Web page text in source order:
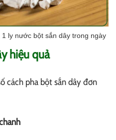
ly nước bột sắn dây trong ngày
hiệu quả
cách pha bột sắn dây đơn